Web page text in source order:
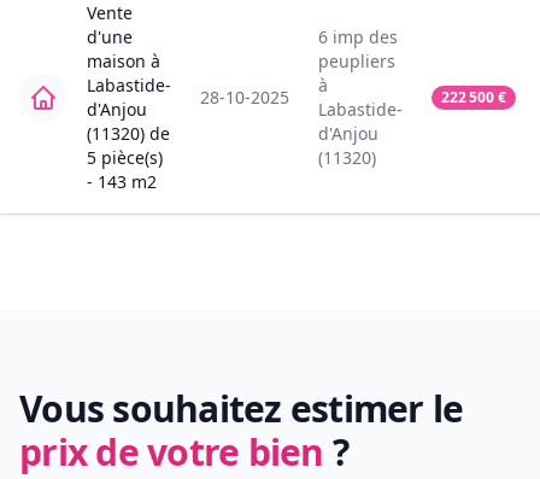
Vente
d'une
maison à
Labastide-
d'Anjou
(11320) de
5 pièce(s)
- 143 m2
28-10-2025
6 imp des
peupliers
à
Labastide-
d'Anjou
(11320)
222 500€
Vous souhaitez estimer le
prix de votre bien ?